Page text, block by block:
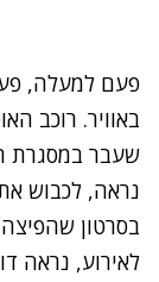
פעם למעלה,
באוויר. רוכב
נראה, לכבוש
בסרטון
לאירוע, נראה